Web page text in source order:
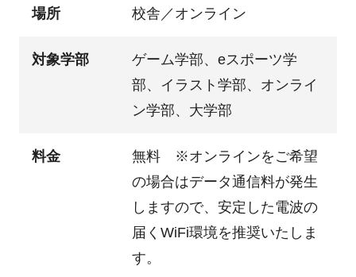
場所 校舎／オンライン
対象学部
ゲーム学部、eスポーツ学
部、イラスト学部、オンライ
ン学部、大学部
料金
無料 ※オンラインをご希望
の場合はデータ通信料が発生
しますので、安定した電波の
届くWiFi環境を推奨いたしま
す。